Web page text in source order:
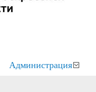
Администрация